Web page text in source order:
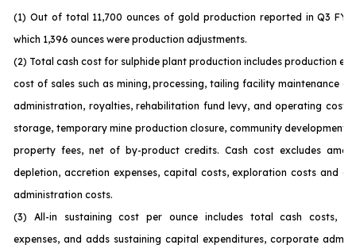
(1) Out of total 11,700 ounces of gold production reported in Q3 FY
which 1,396 ounces were production adjustments.
(2) Total cash cost for sulphide plant production includes production
cost of sales such as mining, processing, tailing facility maintenance
administration, royalties, rehabilitation fund levy, and operating costs
storage, temporary mine production closure, community development
property fees, net of by-product credits. Cash cost excludes
depletion, accretion expenses, capital costs, exploration costs and
administration costs.
(3) All-in sustaining cost per ounce includes total cash costs,
expenses, and adds sustaining capital expenditures, corporate